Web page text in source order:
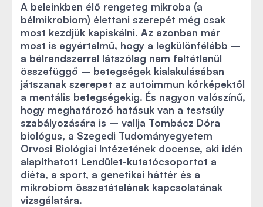
A beleinkben élő rengeteg mikroba (a
bélmikrobiom) élettani szerepét még csak
most kezdjük kapiskálni. Az azonban már
most is egyértelmű, hogy a legkülönfélébb –
a bélrendszerrel látszólag nem feltétlenül
összefüggő – betegségek kialakulásában
játszanak szerepet az autoimmun kórképektől
a mentális betegségekig. És nagyon valószínű,
hogy meghatározó hatásuk van a testsúly
szabályozására is – vallja Tombácz Dóra
biológus, a Szegedi Tudományegyetem
Orvosi Biológiai Intézetének docense, aki idén
alapíthatott Lendület-kutatócsoportot a
diéta, a sport, a genetikai háttér és a
mikrobiom összetételének kapcsolatának
vizsgálatára.